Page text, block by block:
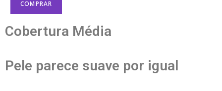
COMPRAR
Cobertura Média
Pele parece suave por igual